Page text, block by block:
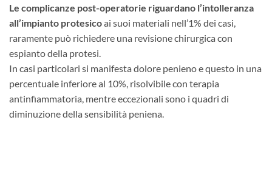
Le complicanze post-operatorie riguardano l’intolleranza
all’impianto protesicoai suoi materiali nell’1% dei casi,
raramente può richiedere una revisione chirurgica con
espianto della protesi.
In casi particolari si manifesta dolore penieno e questo in una
percentuale inferiore al 10%, risolvibile con terapia
antinfiammatoria, mentre eccezionali sono i quadri di
diminuzione della sensibilità peniena.